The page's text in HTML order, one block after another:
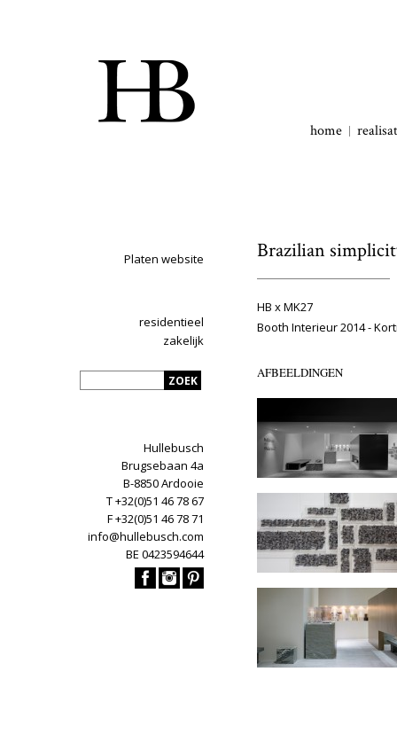
home
Platen website
residentieel
zakelijk
Hullebusch
Brugsebaan 4a
B-8850 Ardooie
T +32(0)51 46 78 67
F +32(0)51 46 78 71
info@hullebusch.com
BE 0423594644
Brazilian
HB x MK27
Booth Interieur 2014 -
AFBEELDINGEN